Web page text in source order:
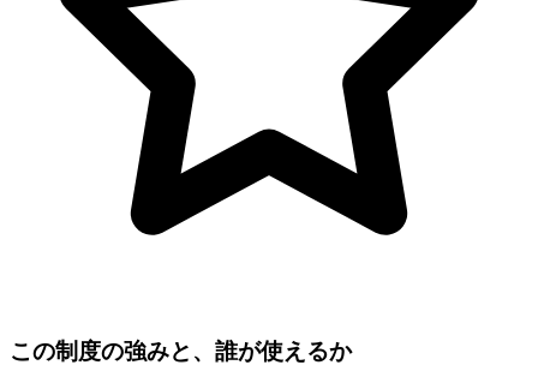
この制度の強みと、誰が使えるか